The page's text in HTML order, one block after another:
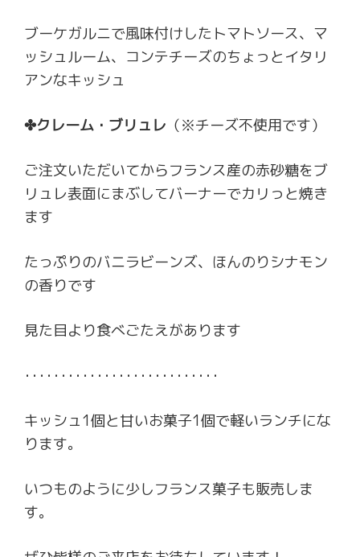
ブーケガルニで風味付けしたトマトソース、マ
ッシュルーム、コンテチーズのちょっとイタリ
アンなキッシュ
✤クレーム・ブリュレ （※チーズ不使用です）
ご注文いただいてからフランス産の赤砂糖をブ
リュレ表面にまぶしてバーナーでカリっと焼き
ます
たっぷりのバニラビーンズ、ほんのりシナモン
の香りです
見た目より食べごたえがあります
･･･････････････････････････
キッシュ1個と甘いお菓子1個で軽いランチにな
ります。
いつものように少しフランス菓子も販売しま
す。